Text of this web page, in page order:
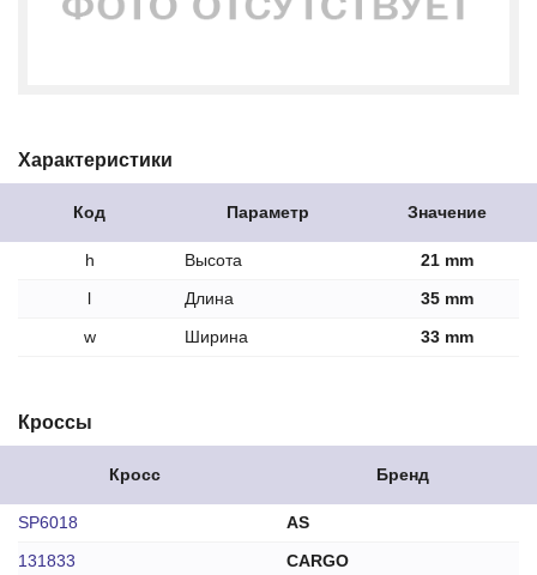
Характеристики
Код Параметр Значение
h Высота
21 mm
l
Длина
35 mm
w
Ширина 33 mm
Кроссы
Кросс Бренд
SP6018
AS
131833
CARGO